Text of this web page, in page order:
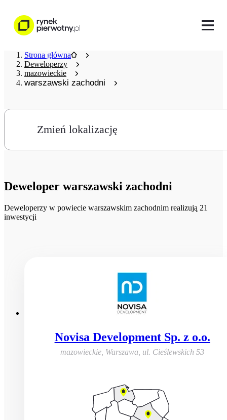
Strona główna
Deweloperzy
mazowieckie
warszawski zachodni
Zmień lokalizację
Deweloper warszawski zachodni
Deweloperzy w powiecie warszawskim zachodnim realizują 21
inwestycji
Novisa Development Sp. z o.o.
mazowieckie, Warszawa ul. Cieślewskich 53